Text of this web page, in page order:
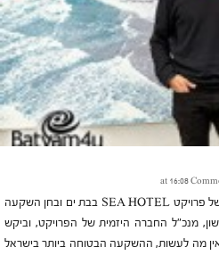
השחקן נירו לוי השתתף ביריד המכירות של פרויקט SEA HOTEL בבת ים ובחן השקעה
מנכ"ל החברה היזמית של הפרויקט, וביקש
מה לעשות, ההשקעה הבטוחה ביותר בישראל